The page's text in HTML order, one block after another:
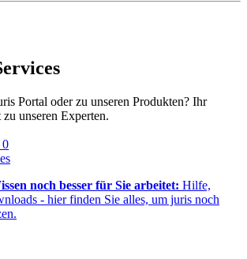
Portal oder zu unseren Produkten? Ihr
unseren Experten.
0
noch besser für Sie arbeitet: Hilfe,
- hier finden Sie alles, um juris noch